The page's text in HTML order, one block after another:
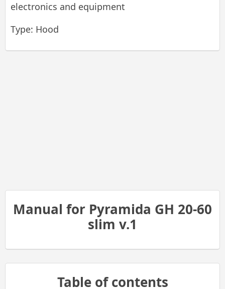
electronics and equipment
Type: Hood
Manual for Pyramida GH 20-60
slim v.1
Table of contents